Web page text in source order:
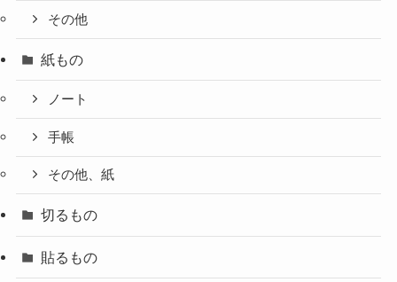
その他
紙もの
ノート
手帳
その他、紙
切るもの
貼るもの